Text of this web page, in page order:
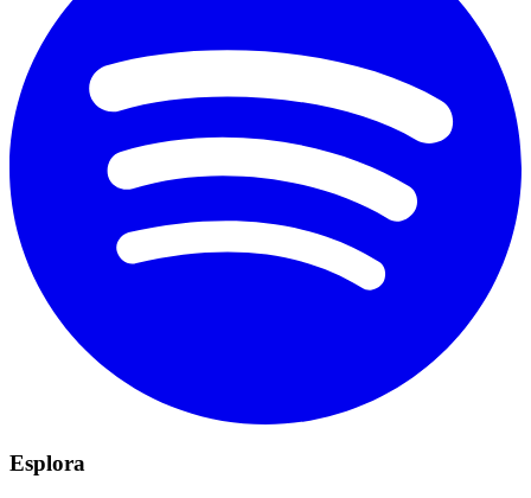
Esplora